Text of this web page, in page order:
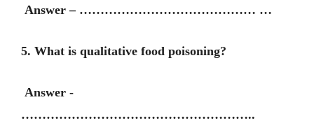
Answer – …………………………………… …
5. What is qualitative food poisoning?
Answer -
………………………………………………..